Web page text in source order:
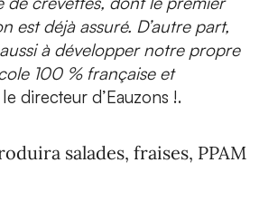
est déjà assuré. D’autre part,
à développer notre propre
100 % française et
directeur d’Eauzons !.
salades, fraises, PPAM